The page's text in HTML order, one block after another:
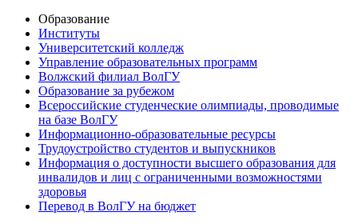
Образование
Институты
Университетский колледж
Управление образовательных программ
Волжский филиал ВолГУ
Образование за рубежом
Всероссийские студенческие олимпиады, проводимые
на базе ВолГУ
Информационно-образовательные ресурсы
Трудоустройство студентов и выпускников
Информация о доступности высшего образования для
инвалидов и лиц с ограниченными возможностями
здоровья
Перевод в ВолГУ на бюджет